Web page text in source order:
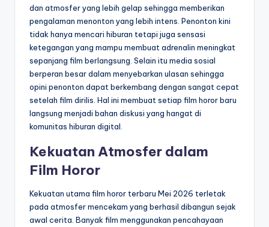
dan atmosfer yang lebih gelap sehingga memberikan
pengalaman menonton yang lebih intens. Penonton kini
tidak hanya mencari hiburan tetapi juga sensasi
ketegangan yang mampu membuat adrenalin meningkat
sepanjang film berlangsung. Selain itu media sosial
berperan besar dalam menyebarkan ulasan sehingga
opini penonton dapat berkembang dengan sangat cepat
setelah film dirilis. Hal ini membuat setiap film horor baru
langsung menjadi bahan diskusi yang hangat di
komunitas hiburan digital.
Kekuatan Atmosfer dalam
Film Horor
Kekuatan utama film horor terbaru Mei 2026 terletak
pada atmosfer mencekam yang berhasil dibangun sejak
awal cerita. Banyak film menggunakan pencahayaan